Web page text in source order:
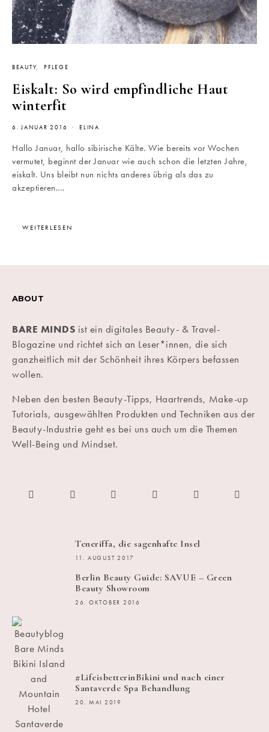
BEAUTY PFLEGE
Eiskalt: So wird empfindliche Haut
winterfit
6. JANUAR 2016 ELINA
Hallo Januar, hallo sibirische Kälte. Wie bereits vor Wochen
vermutet, beginnt der Januar wie auch schon die letzten Jahre,
eiskalt. Uns bleibt nun nichts anderes übrig als das zu
akzeptieren.…
WEITERLESEN
ABOUT
BARE MINDS ist ein digitales Beauty- & Travel-
Blogazine und richtet sich an Leser*innen, die sich
ganzheitlich mit der Schönheit ihres Körpers befassen
wollen.
Neben den besten Beauty-Tipps, Haartrends, Make-up
Tutorials, ausgewählten Produkten und Techniken aus der
Beauty-Industrie geht es bei uns auch um die Themen
Well-Being und Mindset.
Teneriffa, die sagenhafte Insel
11. AUGUST 2017
Berlin Beauty Guide: SAVUE – Green
Beauty Showroom
26. OKTOBER 2016
#LifeisbetterinBikini und nach einer
Santaverde Spa Behandlung
20. MAI 2019